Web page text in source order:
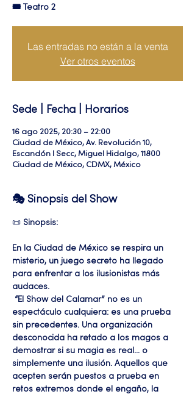
🎟 Teatro 2
Las entradas no están a la venta
Ver otros eventos
Sede | Fecha | Horarios
16 ago 2025, 20:30 – 22:00
Ciudad de México, Av. Revolución 10,
Escandón I Secc, Miguel Hidalgo, 11800
Ciudad de México, CDMX, México
🎭 Sinopsis del Show
📜 Sinopsis:
En la Ciudad de México se respira un
misterio, un juego secreto ha llegado
para enfrentar a los ilusionistas más
audaces.
espectáculo cualquiera: es una prueba
sin precedentes. Una organización
desconocida ha retado a los magos a
demostrar si su magia es real… o
simplemente una ilusión. Aquellos que
acepten serán puestos a prueba en
retos extremos donde el engaño, la